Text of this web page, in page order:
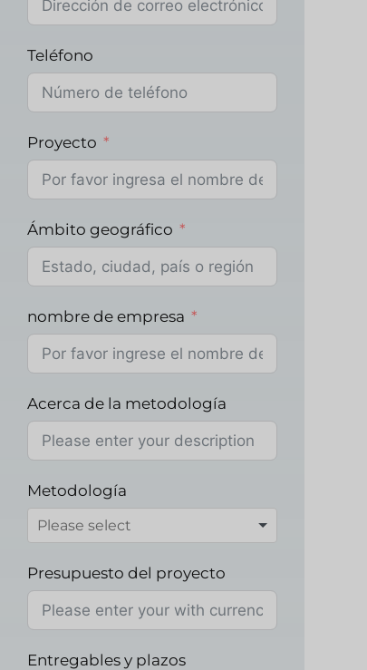
Teléfono
Proyecto
Ámbito geográfico
nombre de empresa
Acerca de la metodología
Metodología
Presupuesto del proyecto
Entregables y plazos